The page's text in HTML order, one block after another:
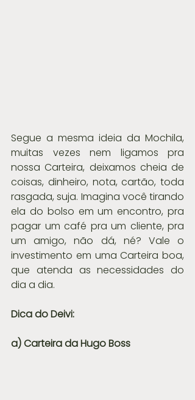
Segue a mesma ideia da Mochila,
muitas vezes nem ligamos pra
nossa Carteira, deixamos cheia de
coisas, dinheiro, nota, cartão, toda
rasgada, suja. Imagina você tirando
ela do bolso em um encontro, pra
pagar um café pra um cliente, pra
um amigo, não dá, né? Vale o
investimento em uma Carteira boa,
que atenda as necessidades do
dia a dia.
Dica do Deivi:
a) Carteira da Hugo Boss